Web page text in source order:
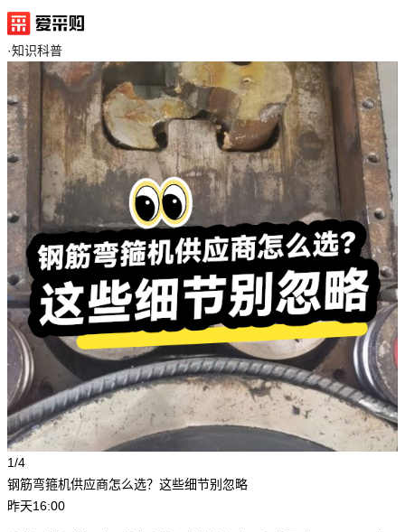
·知识科普
1/4
钢筋弯箍机供应商怎么选？这些细节别忽略
昨天16:00